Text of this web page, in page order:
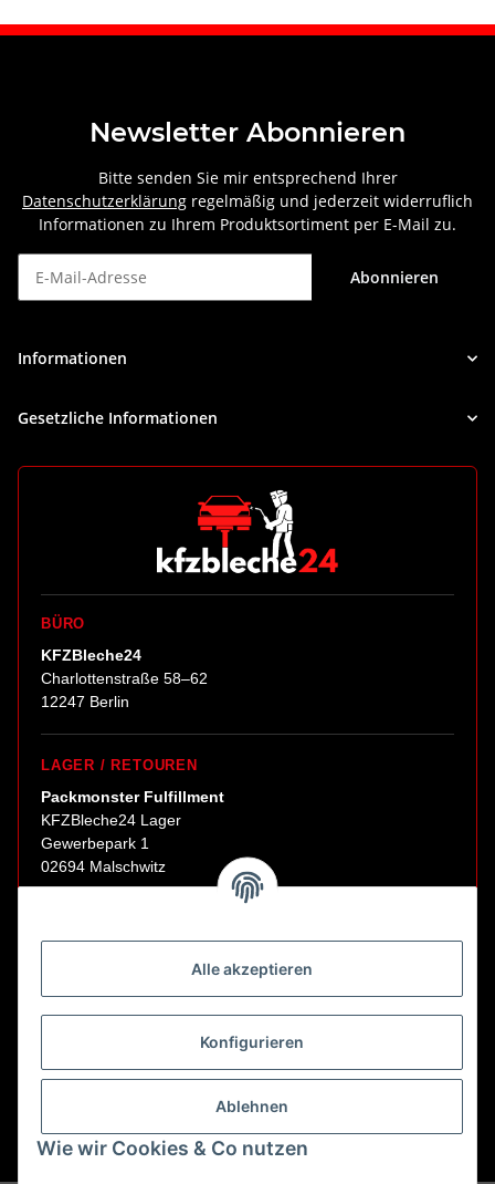
Alle akzeptieren
Konfigurieren
Ablehnen
Wie wir Cookies & Co nutzen
Newsletter Abonnieren
Bitte senden Sie mir entsprechend Ihrer
Datenschutzerklärung regelmäßig und jederzeit widerruflich
Informationen zu Ihrem Produktsortiment per E-Mail zu.
Abonnieren
Informationen
Gesetzliche Informationen
BÜRO
KFZBleche24
Charlottenstraße 58–62
12247 Berlin
LAGER / RETOUREN
Packmonster Fulfillment
KFZBleche24 Lager
Gewerbepark 1
02694 Malschwitz
Abholungen nur nach Terminvereinbarung.
E-Mail:sales@kfzbleche24.de
Vertrag widerrufen
* Alle Preise inkl. gesetzlicher USt., zzgl.Versand